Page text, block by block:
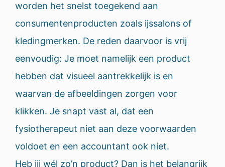
worden het snelst toegekend aan
consumentenproducten zoals ijssalons of
kledingmerken. De reden daarvoor is vrij
eenvoudig: Je moet namelijk een product
hebben dat visueel aantrekkelijk is en
waarvan de afbeeldingen zorgen voor
klikken. Je snapt vast al, dat een
fysiotherapeut niet aan deze voorwaarden
voldoet en een accountant ook niet.
Heb jij wél zo’n product? Dan is het belangrijk